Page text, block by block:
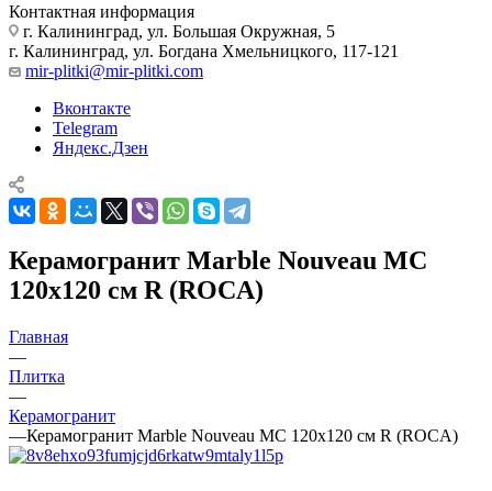
Контактная информация
г. Калининград, ул. Большая Окружная, 5
г. Калининград, ул. Богдана Хмельницкого, 117-121
mir-plitki@mir-plitki.com
Вконтакте
Telegram
Яндекс.Дзен
Керамогранит Marble Nouveau MC
120x120 см R (ROCA)
Главная
—
Плитка
—
Керамогранит
—Керамогранит Marble Nouveau MC 120x120 см R (ROCA)